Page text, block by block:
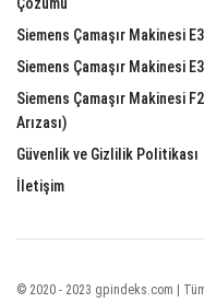
Siemens Çamaşır Makinesi
Siemens Çamaşır Makinesi
Siemens Çamaşır Makinesi
Arızası)
Güvenlik ve Gizlilik Politikası
İletişim
© 2020 - 2023 gpindeks.com | Tüm